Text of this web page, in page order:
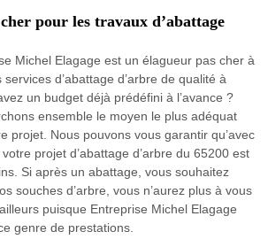
pour les travaux d’abattage
Michel Elagage est un élagueur pas cher à
d’abattage d’arbre de qualité à
un budget déjà prédéfini à l’avance ?
ensemble le moyen le plus adéquat
projet. Nous pouvons vous garantir qu’avec
projet d’abattage d’arbre du 65200 est
Si après un abattage, vous souhaitez
souches d’arbre, vous n’aurez plus à vous
puisque Entreprise Michel Elagage
genre de prestations.